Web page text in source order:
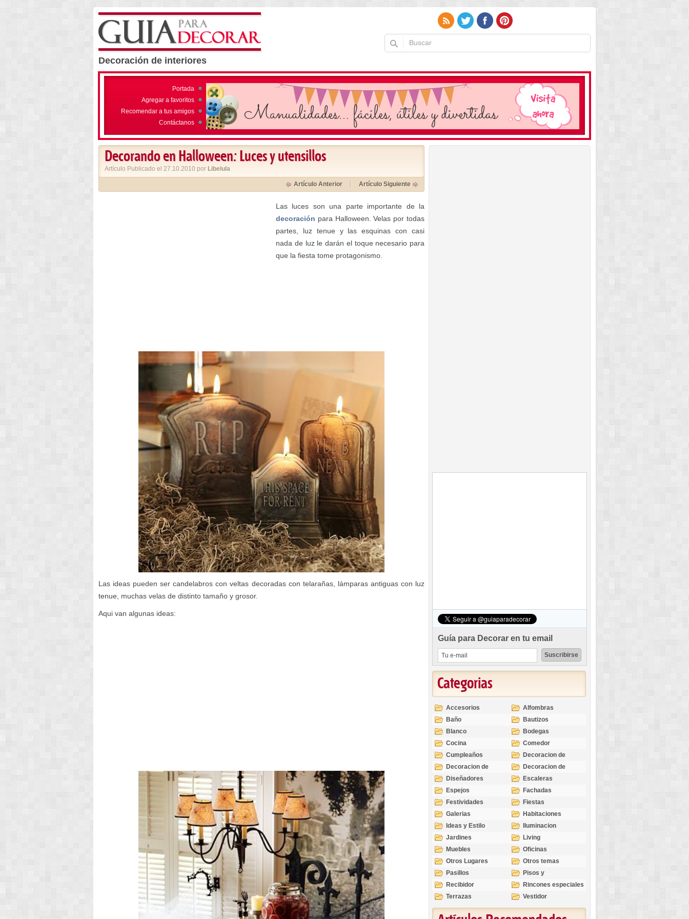
Decoración de interiores
Portada
Agregar a favoritos
Recomendar a tus amigos
Contáctanos
Decorando en Halloween: Luces y utensillos
Artículo Publicado el 27.10.2010 por Libelula
Artículo Anterior Artículo Siguiente
Las luces son una parte importante de la
decoración para Halloween. Velas por todas
partes, luz tenue y las esquinas con casi
nada de luz le darán el toque necesario para
que la fiesta tome protagonismo.
Las ideas pueden ser candelabros con veltas decoradas con telarañas, lámparas antiguas con luz
tenue, muchas velas de distinto tamaño y grosor.
Aqui van algunas ideas:
Guía para Decorar en tu email
Categorias
Accesorios
Alfombras
Baño
Bautizos
Blanco
Bodegas
Cocina
Comedor
Cumpleaños
Decoracion de
Exteriores
Decoracion de
Interiores
Decoracion de
Ocasiones
Diseñadores
Escaleras
Espejos
Fachadas
Festividades
Fiestas
Galerias
Habitaciones
Ideas y Estilo
Iluminacion
Jardines
Living
Muebles
Oficinas
Otros Lugares
Otros temas
Pasillos
Pisos y
revestimientos
Recibidor
Rincones especiales
Terrazas
Vestidor